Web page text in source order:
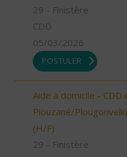
29 - Finistère
CDD
05/03/2026
POSTULER
Aide à domicile -
Plouzané/
(H/F)
29 - Finistère